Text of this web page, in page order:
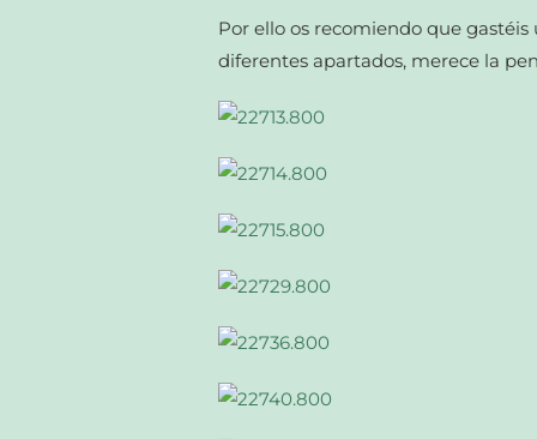
Por ello os recomiendo que
diferentes apartados, merece la